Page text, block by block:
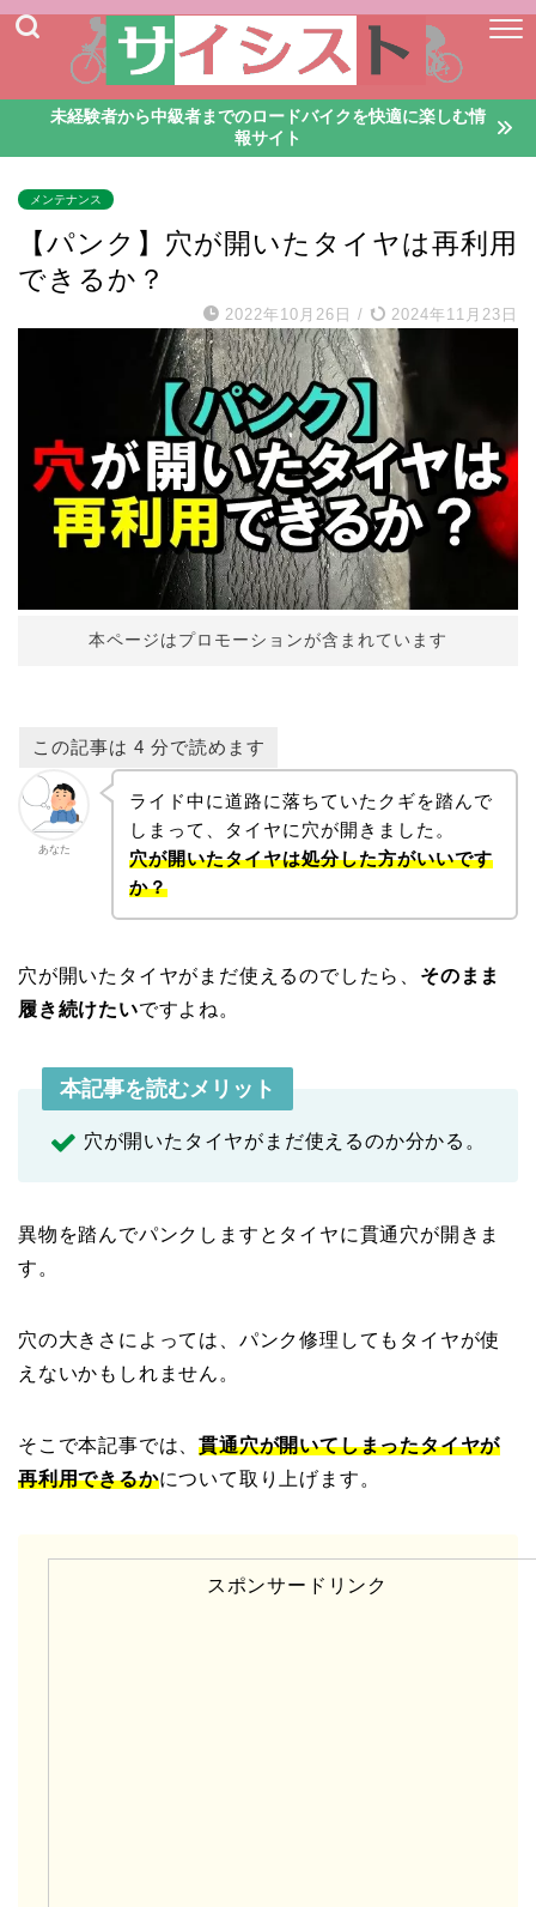
未経験者から中級者までのロードバイクを快適に楽しむ情
報サイト
メンテナンス
【パンク】穴が開いたタイヤは再利用
できるか？
2022年10月26日 / 2024年11月23日
本ページはプロモーションが含まれています
あなた
ライド中に道路に落ちていたクギを踏んで
しまって、タイヤに穴が開きました。
穴が開いたタイヤは処分した方がいいです
か？
穴が開いたタイヤがまだ使えるのでしたら、 そのまま
履き続けたいですよね。
本記事を読むメリット
穴が開いたタイヤがまだ使えるのか分かる。
異物を踏んでパンクしますとタイヤに貫通穴が開きま
す。
穴の大きさによっては、パンク修理してもタイヤが使
えないかもしれません。
そこで本記事では、貫通穴が開いてしまったタイヤが
再利用できるかについて取り上げます。
スポンサードリンク